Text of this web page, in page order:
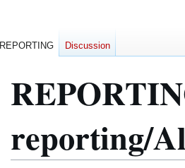
reporting/
REPORTING Discussion